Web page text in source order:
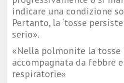
indicare una condizione
Pertanto, la ‘tosse
serio».
«Nella polmonite la tosse
accompagnata da febbre
respiratorie»